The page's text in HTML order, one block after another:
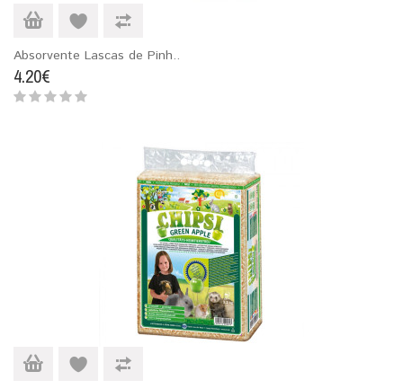
Absorvente Lascas de Pinh..
4.20€